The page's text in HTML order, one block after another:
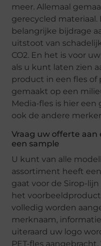
meer. Allemaal
gerecycled materiaal.
belangrijke bijdrage
uitstoot van
CO2. En het is voor
als u kunt laten zien
product in een fles of
gemaakt op een
Media-fles is hier een
ook de andere
Vraag uw offerte
een sample
U kunt van alle
assortiment heeft
gaat voor de Sirop-
het
volledig worden
merknaam,
uiteraard uw logo
PET-fles